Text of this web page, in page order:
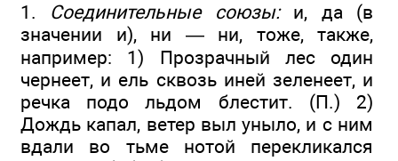
1. Соединительные союзы:и, да (в
значении и), ни — ни, тоже, также,
например: 1) Прозрачный лес один
чернеет, и ель сквозь иней зеленеет, и
речка подо льдом блестит. (П.) 2)
Дождь капал, ветер выл уныло, и с ним
вдали во тьме нотой перекликался